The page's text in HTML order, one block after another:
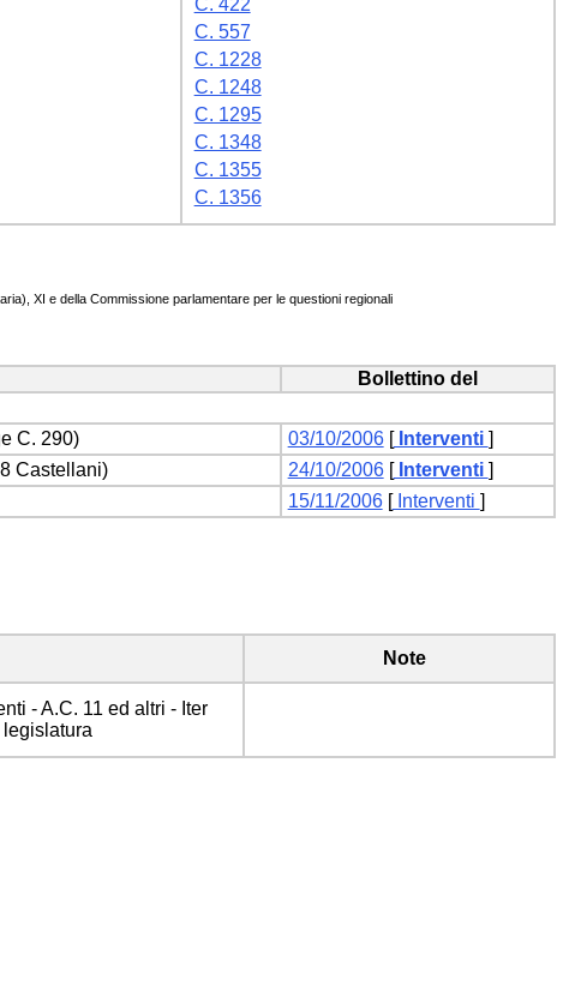
C. 557
C. 1228
C. 1248
C. 1295
C. 1348
C. 1355
C. 1356
XI e della Commissione parlamentare per le questioni regionali
Bollettino del
C. 290)
03/10/2006[Interventi ]
Castellani)
24/10/2006[Interventi ]
15/11/2006[Interventi ]
Note
- A.C. 11 ed altri - Iter